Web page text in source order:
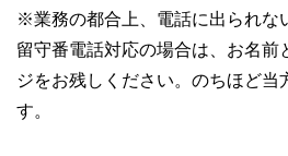
※業務の都合上、電話に出られな
留守番電話対応の場合は、お名前
ジをお残しください。のちほど当
す。